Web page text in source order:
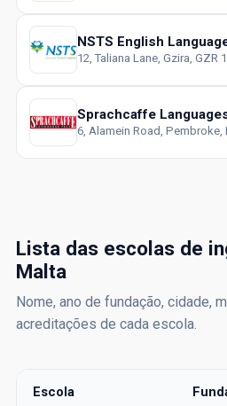
NSTS English
12, Taliana Lane, Gzira, GZR
Sprachcaffe
6, Alamein Road, Pembroke,
Lista das escolas de
Malta
Nome, ano de fundação, cidade,
acreditações de cada escola.
Escola